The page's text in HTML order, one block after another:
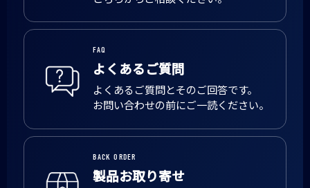
FAQ
よくあるご質問
よくあるご質問とそのご回答です。
お問い合わせの前にご一読ください。
BACK ORDER
製品お取り寄せ